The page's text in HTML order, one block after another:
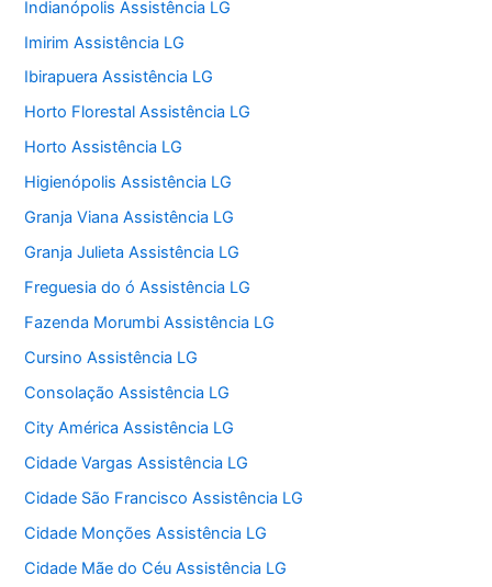
Indianópolis Assistência LG
Imirim Assistência LG
Ibirapuera Assistência LG
Horto Florestal Assistência LG
Horto Assistência LG
Higienópolis Assistência LG
Granja Viana Assistência LG
Granja Julieta Assistência LG
Freguesia do ó Assistência LG
Fazenda Morumbi Assistência LG
Cursino Assistência LG
Consolação Assistência LG
City América Assistência LG
Cidade Vargas Assistência LG
Cidade São Francisco Assistência LG
Cidade Monções Assistência LG
Cidade Mãe do Céu Assistência LG